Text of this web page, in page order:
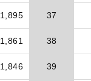
1,895 37
1,861 38
1,846 39